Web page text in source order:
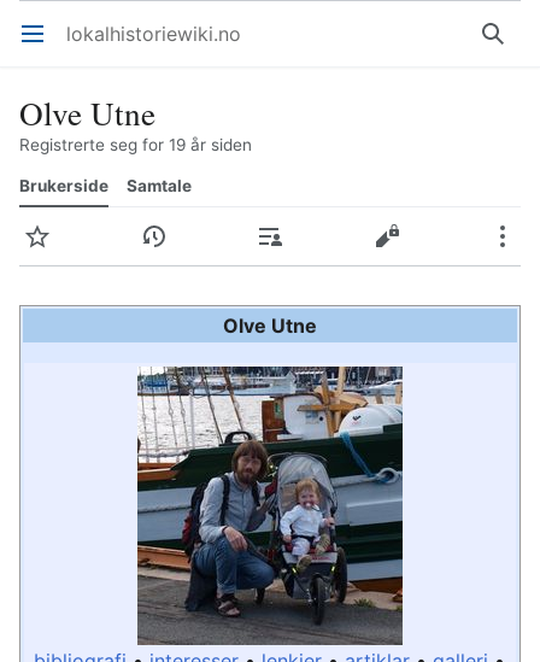
Åpne hovedmenyen lokalhistoriewiki.no Søk
Olve Utne
Registrerte seg for 19 år siden
Brukerside Samtale
Overvåk Historikk Bidrag Rediger
Olve Utne